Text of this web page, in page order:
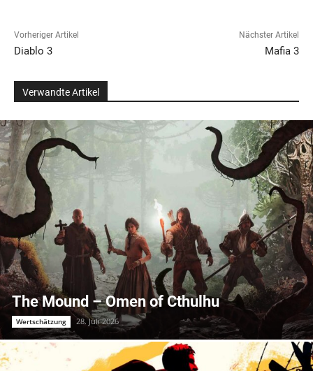
Vorheriger Artikel
Diablo 3
Nächster Artikel
Mafia 3
Verwandte Artikel
The Mound – Omen of Cthulhu
Wertschätzung 28. Juli 2026